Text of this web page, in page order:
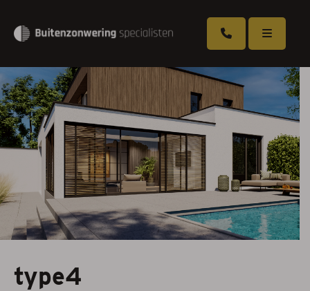
Overkappingen
Zonneschermen
Rolluiken
Screens
Markiezen
Serrezonwering
type4